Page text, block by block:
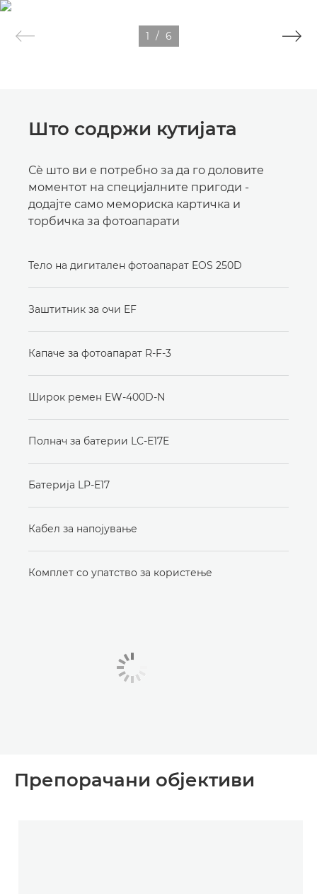
1 / 6
Што содржи кутијата
Сè што ви е потребно за да го доловите
моментот на специјалните пригоди -
додајте само мемориска картичка и
торбичка за фотоапарати
Тело на дигитален фотоапарат EOS 250D
Заштитник за очи EF
Капаче за фотоапарат R-F-3
Широк ремен EW-400D-N
Полнач за батерии LC-E17E
Батерија LP-E17
Кабел за напојување
Комплет со упатство за користење
Препорачани објективи